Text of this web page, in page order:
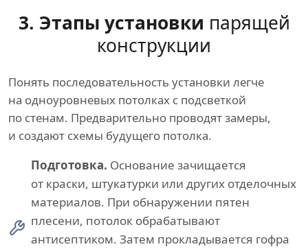
3. Этапы установки парящей
конструкции
Понять последовательность установки легче
на одноуровневых потолках с подсветкой
по стенам. Предварительно проводят замеры,
и создают схемы будущего потолка.
Подготовка. Основание зачищается
от краски, штукатурки или других отделочных
материалов. При обнаружении пятен
плесени, потолок обрабатывают
антисептиком. Затем прокладывается гофра